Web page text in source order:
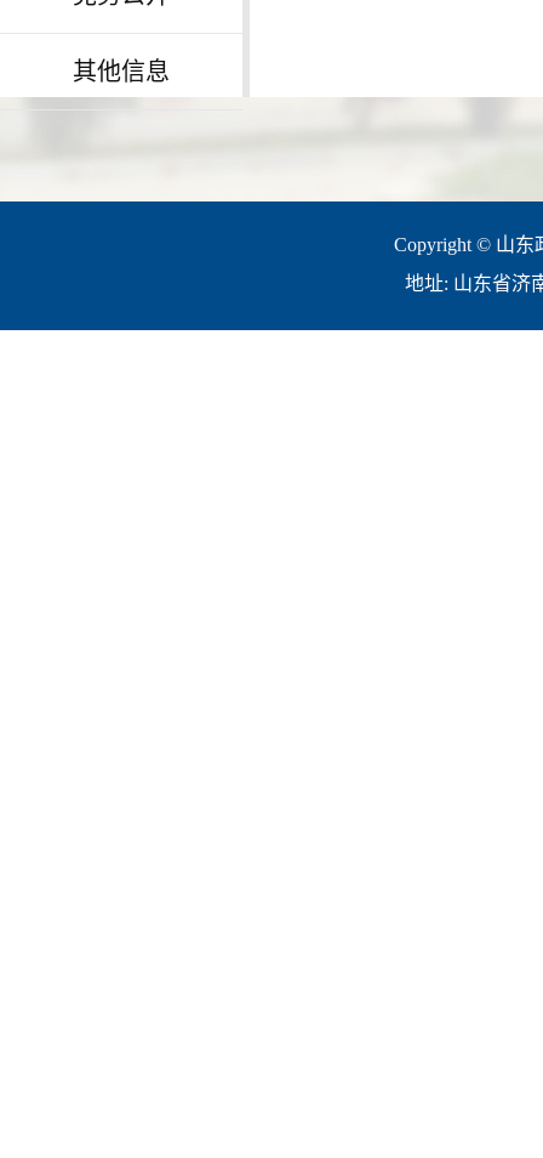
其他信息
Copyright © 山
地址: 山东省济